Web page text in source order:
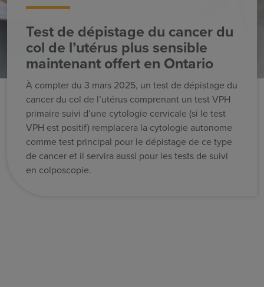
Test de dépistage du cancer du
col de l’utérus plus sensible
maintenant offert en Ontario
À compter du 3 mars 2025, un test de dépistage du
cancer du col de l’utérus comprenant un test VPH
primaire suivi d’une cytologie cervicale (si le test
VPH est positif) remplacera la cytologie autonome
comme test principal pour le dépistage de ce type
de cancer et il servira aussi pour les tests de suivi
en colposcopie.